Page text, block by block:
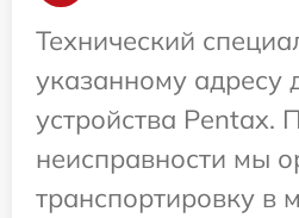
Технический
указанному адресу
устройства Pentax.
неисправности мы
транспортировку в